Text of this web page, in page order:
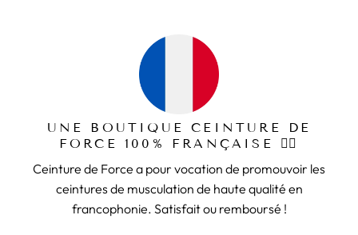
UNE BOUTIQUE CEINTURE DE
FORCE 100% FRANÇAISE 🏋️‍♂️
Ceinture de Force a pour vocation de promouvoir les
ceintures de musculation de haute qualité en
francophonie. Satisfait ou remboursé !